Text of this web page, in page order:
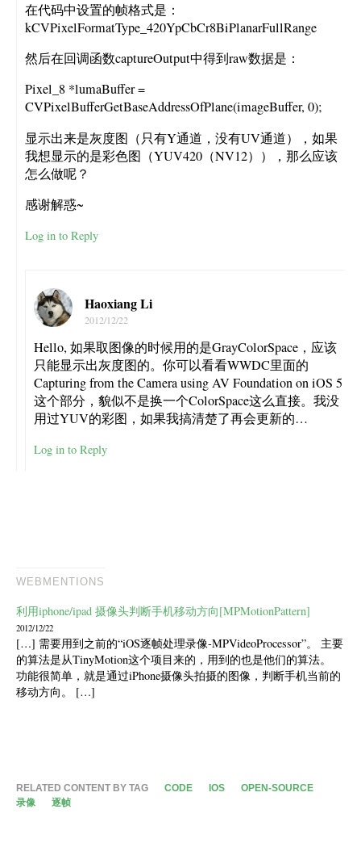
在代码中设置的帧格式是：
kCVPixelFormatType_420YpCbCr8BiPlanarFullRange
然后在回调函数captureOutput中得到raw数据是：
Pixel_8 *lumaBuffer =
CVPixelBufferGetBaseAddressOfPlane(imageBuffer, 0);
显示出来是灰度图（只有Y通道，没有UV通道），如果
我想显示的是彩色图（YUV420（NV12）），那么应该
怎么做呢？
感谢解惑~
Log in to Reply
Haoxiang Li
2012/12/22
Hello, 如果取图像的时候用的是GrayColorSpace，应该
只能显示出灰度图的。你可以看看WWDC里面的
Capturing from the Camera using AV Foundation on iOS 5
这个部分，貌似不是换一个ColorSpace这么直接。我没
用过YUV的彩图，如果我搞清楚了再会更新的…
Log in to Reply
WEBMENTIONS
利用iphone/ipad 摄像头判断手机移动方向[MPMotionPattern]
2012/12/22
[…] 需要用到之前的“iOS逐帧处理录像-MPVideoProcessor”。 主要
的算法是从TinyMotion这个项目来的，用到的也是他们的算法。
功能很简单，就是通过iPhone摄像头拍摄的图像，判断手机当前的
移动方向。 […]
RELATED CONTENT BY TAG CODE IOS
OPEN-SOURCE
录像
逐帧